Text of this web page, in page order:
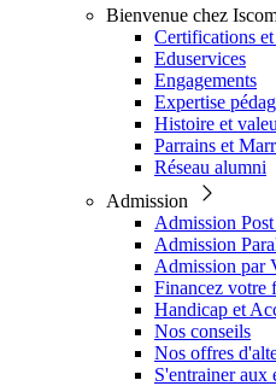
Bienvenue chez
Certifications et
Eduservices
Engagements
Expertise
Histoire et
Parrains et
Réseau alumni
Admission
Admission
Admission
Admission par
Financez votre
Handicap et
Nos conseils
Nos offres
S'entrainer aux